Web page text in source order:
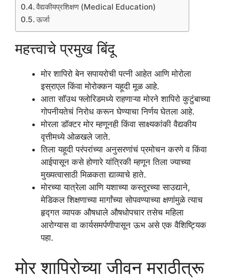
वैद्यकीयप्रशिक्षण (Medical Education)
ऊर्जा
महत्त्वाचे प्रमुख बिंदू
मोर शापिरो बेन सपायरोची पत्नी आहेत आणि मोरोला
इस्राएल किंवा मोरोक्कन यहूदी मूळ आहे.
आता साॅउथ फ्लोरिडमध्ये राहणाऱ्या मोरने शापिरो कुटुंबाच्या
गोपनीयतेचं निरोध करून घेण्याचा निर्णय घेतला आहे.
मोरला डॉक्टर मोर म्हणूनही किंवा साक्ष्यकांकी वैद्यकीय
वृत्तीमध्ये ओळखले जाते.
तिला यहूदी परंपरांच्या अनुसरणांचं प्रमोचन करणे व किंवा
आईपासून कसे होणारे यांत्रिकी म्हणून तिला ज्याच्या
मुख्यत्वासाठी मिळकता द्याव्याचे हाते.
मोरच्या यात्रेला आणि यशाच्या कस्तूरच्या साउद्याने,
मेडिकल शिक्षणाच्या मार्गांच्या सोपवण्याच्या क्षणांमुळे त्याच
हृद्गत व्यापक औषधाले औषधोपचार तसेच महिला
आरोग्यास वा कार्यसमर्पणीपासून ऊभ असे एक वैशिष्ट्यिक
पहा.
मोर शापिरोच्या जीवन मराठीत्रू